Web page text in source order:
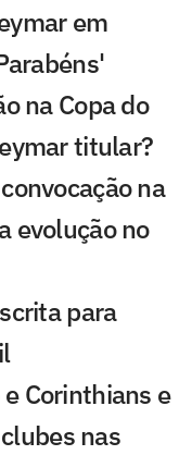
em
na Copa do
titular?
na
evolução no
para
Corinthians e
nas